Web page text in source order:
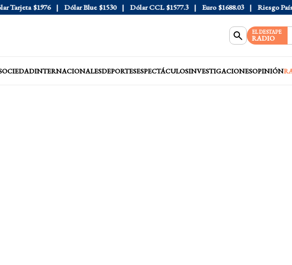
$1976 Dólar Blue $1530 Dólar CCL $1577.3 Euro $1688.03 Riesgo País
EL DESTAPE
RADIO
INTERNACIONALESDEPORTESESPECTÁCULOSINVESTIGACIONESOPINIÓN